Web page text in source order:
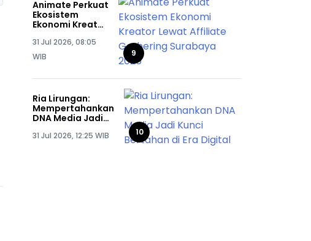
Animate Perkuat
Ekosistem
Ekonomi Kreator
Gathering
Surabaya 2026
31 Jul 2026, 08:05
WIB
9
Ria Lirungan:
Mempertahankan
DNA Media Jadi
Era Digital
31 Jul 2026, 12:25 WIB 10